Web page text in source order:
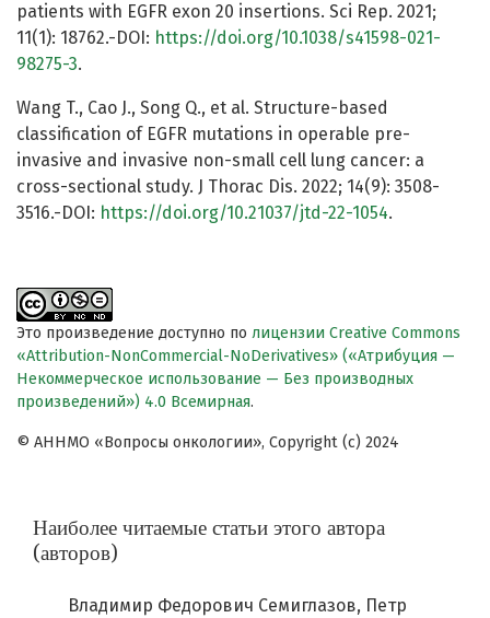
patients with EGFR exon 20 insertions. Sci Rep. 2021;
11(1): 18762.-DOI: https://doi.org/10.1038/s41598-021-
98275-3.
Wang T., Cao J., Song Q., et al. Structure-based
classification of EGFR mutations in operable pre-
invasive and invasive non-small cell lung cancer: a
cross-sectional study. J Thorac Dis. 2022; 14(9): 3508-
3516.-DOI: https://doi.org/10.21037/jtd-22-1054.
Это произведение доступно по лицензии Creative Commons
«Attribution-NonCommercial-NoDerivatives» («Атрибуция —
Некоммерческое использование — Без производных
произведений») 4.0 Всемирная.
© АННМО «Вопросы онкологии», Copyright (c) 2024
Наиболее читаемые статьи этого автора
(авторов)
Владимир Федорович Семиглазов, Петр